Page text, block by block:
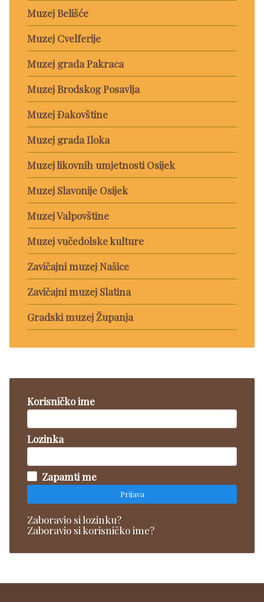
Muzej Belišće
Muzej Cvelferije
Muzej grada Pakraca
Muzej Brodskog Posavlja
Muzej Đakovštine
Muzej grada Iloka
Muzej likovnih umjetnosti Osijek
Muzej Slavonije Osijek
Muzej Valpovštine
Muzej vučedolske kulture
Zavičajni muzej Našice
Zavičajni muzej Slatina
Gradski muzej Županja
Korisničko ime
Lozinka
Zapamti me
Prijava
Zaboravio si lozinku?
Zaboravio si korisničko ime?